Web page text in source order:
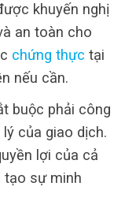
khuyến nghị
an toàn cho
chứng thực tại
nếu cần.
buộc phải công
của giao dịch.
lợi của cả
tạo sự minh